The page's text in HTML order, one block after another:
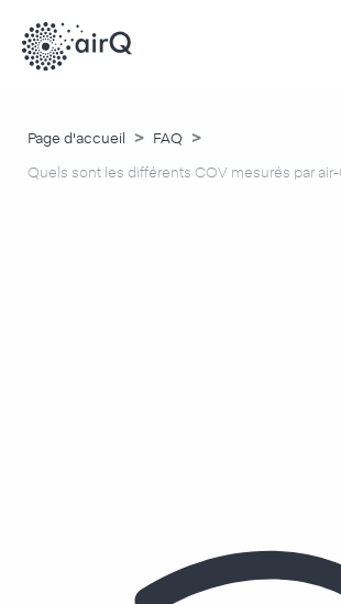
Page d'accueil > FAQ >
Quels sont les différents COV mesurés par air-